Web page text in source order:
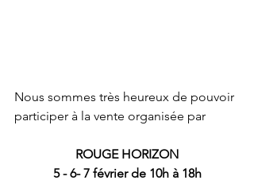
Nous sommes très heureux de pouvoir
participer à la vente organisée par
ROUGE HORIZON
5 - 6- 7 février de 10h à 18h